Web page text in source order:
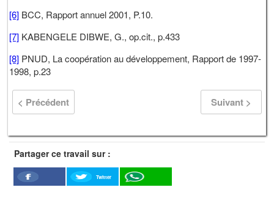
[6] BCC, Rapport annuel 2001, P.10.
[7] KABENGELE DIBWE, G., op.cit., p.433
[8] PNUD, La coopération au développement, Rapport de 1997-
1998, p.23
< Précédent Suivant >
Partager ce travail sur :
Facebook
Twitter